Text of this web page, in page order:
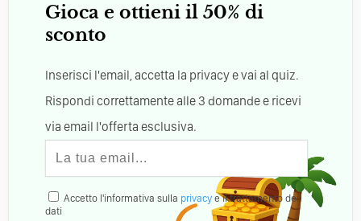
Gioca e ottieni il 50% di
sconto
Inserisci l'email, accetta la privacy e vai al quiz.
Rispondi correttamente alle 3 domande e ricevi
via email l'offerta esclusiva.
Accetto l'informativa sulla privacy e il trattamento dei
dati